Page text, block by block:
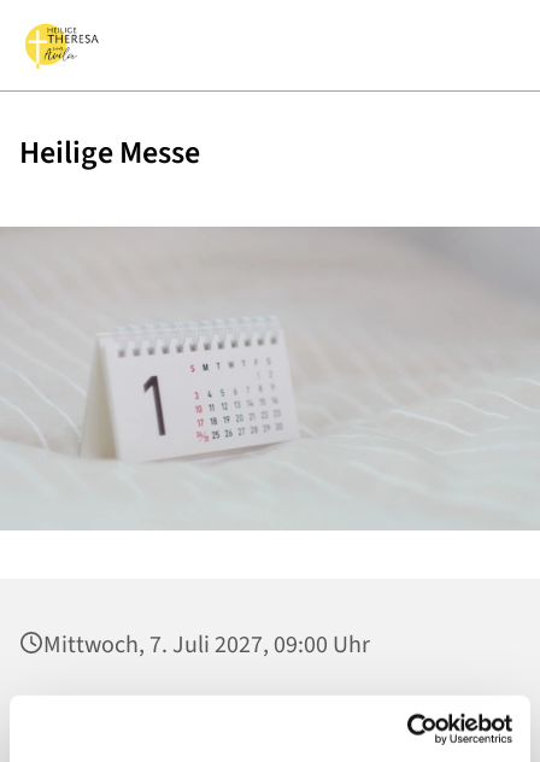
Heilige Messe
Mittwoch, 7. Juli 2027, 09:00 Uhr
St. Georg, Kirche, Kissingenplatz, 13189